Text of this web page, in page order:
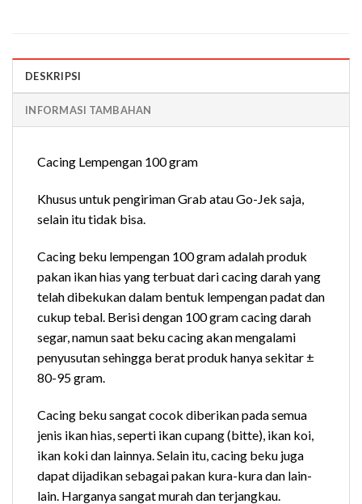
DESKRIPSI
INFORMASI TAMBAHAN
Cacing Lempengan 100 gram
Khusus untuk pengiriman Grab atau Go-Jek saja,
selain itu tidak bisa.
Cacing beku lempengan 100 gram adalah produk
pakan ikan hias yang terbuat dari cacing darah yang
telah dibekukan dalam bentuk lempengan padat dan
cukup tebal. Berisi dengan 100 gram cacing darah
segar, namun saat beku cacing akan mengalami
penyusutan sehingga berat produk hanya sekitar ±
80-95 gram.
Cacing beku sangat cocok diberikan pada semua
jenis ikan hias, seperti ikan cupang (bitte), ikan koi,
ikan koki dan lainnya. Selain itu, cacing beku juga
dapat dijadikan sebagai pakan kura-kura dan lain-
lain. Harganya sangat murah dan terjangkau.